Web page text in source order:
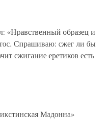
«Нравственный образец и
Спрашиваю: сжег ли бы
сжигание еретиков есть
Мадонна»